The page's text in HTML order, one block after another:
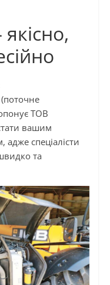
(поточне
ТОВ
вашим
спеціалісти
та